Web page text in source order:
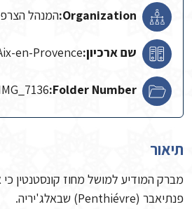
Organization: המנהל
שם ארכיון:en-Provence
Folder Number:
תיאור
מברק המודיע למושל מחוז קונסטנטין כי
פנתיאבר (Penthiévre) שבאלג'יריה.